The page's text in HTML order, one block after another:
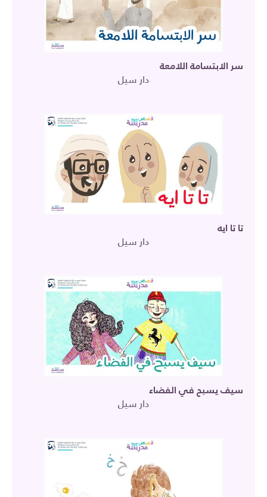
سر الابتسامة اللامعة
دار سيل
تا تا ايه
دار سيل
سيف يسبح في الفضاء
دار سيل